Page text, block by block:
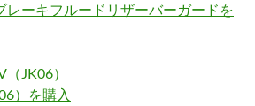
レーキフルードリザーバーガードを
JK06）
）を購入